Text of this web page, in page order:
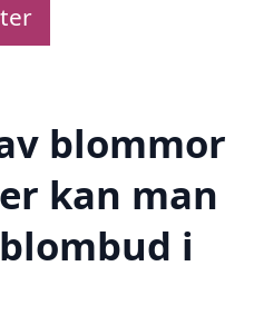
blommor
kan man
i